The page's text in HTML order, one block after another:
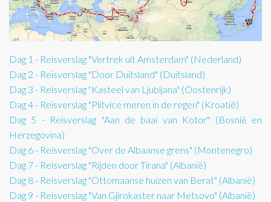
Dag 1 - Reisverslag "Vertrek uit Amsterdam" (Nederland)
Dag 2 - Reisverslag "Door Duitsland" (Duitsland)
Dag 3 - Reisverslag "Kasteel van Ljubljana" (Oostenrijk)
Dag 4 - Reisverslag "Plitvice meren in de regen" (Kroatië)
Dag 5 - Reisverslag "Aan de baai van Kotor" (Bosnië en
Herzegovina)
Dag 6 - Reisverslag "Over de Albaanse grens" (Montenegro)
Dag 7 - Reisverslag "Rijden door Tirana" (Albanië)
Dag 8 - Reisverslag "Ottomaanse huizen van Berat" (Albanië)
Dag 9 - Reisverslag "Van Gjirokaster naar Metsovo" (Albanië)